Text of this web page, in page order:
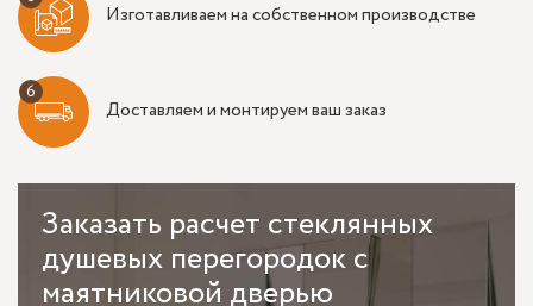
Изготавливаем на собственном производстве
Доставляем и монтируем ваш заказ
Заказать расчет стеклянных
душевых перегородок с
маятниковой дверью